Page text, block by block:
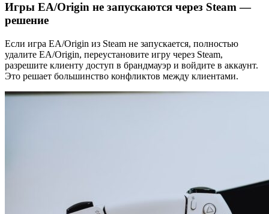
Игры EA/Origin не запускаются через Steam —
решение
Если игра EA/Origin из Steam не запускается, полностью
удалите EA/Origin, переустановите игру через Steam,
разрешите клиенту доступ в брандмауэр и войдите в аккаунт.
Это решает большинство конфликтов между клиентами.